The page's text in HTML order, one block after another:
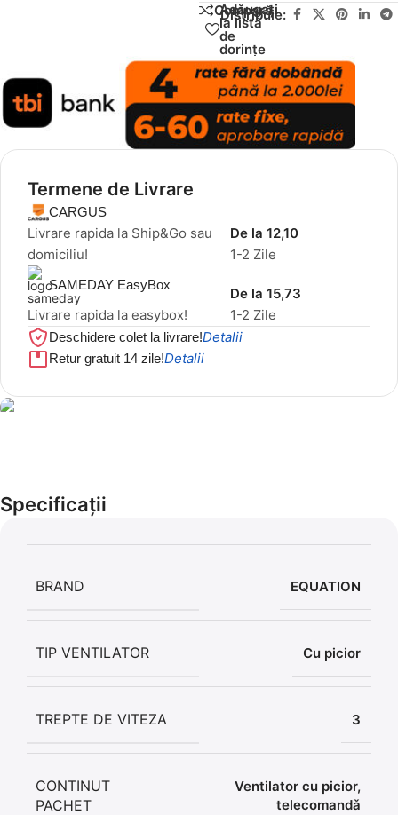
Compară
Adăugați
la lista
de
dorințe
Distribuie:
Termene de Livrare
CARGUS
Livrare rapida la Ship&Go sau
domiciliu!
1-2 Zile
De la 12,10
SAMEDAY EasyBox
Livrare rapida la easybox! 1-2 Zile
De la 15,73
Deschidere colet la livrare!Detalii
Retur gratuit 14 zile!Detalii
Cel mai mic preț!
56,86 LEI
Specificații
BRAND EQUATION
TIP VENTILATOR Cu picior
TREPTE DE VITEZA 3
CONTINUT
PACHET
Ventilator cu picior,
telecomandǎ